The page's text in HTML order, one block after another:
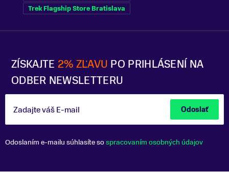
ZÍSKAJTE 2% ZĽAVU PO PRIHLÁSENÍ NA
ODBER NEWSLETTERU
Zadajte váš E-mail Odoslať
Odoslaním e-mailu súhlasíte sospracovaním osobných údajov
Trek Flagship Store Bratislava